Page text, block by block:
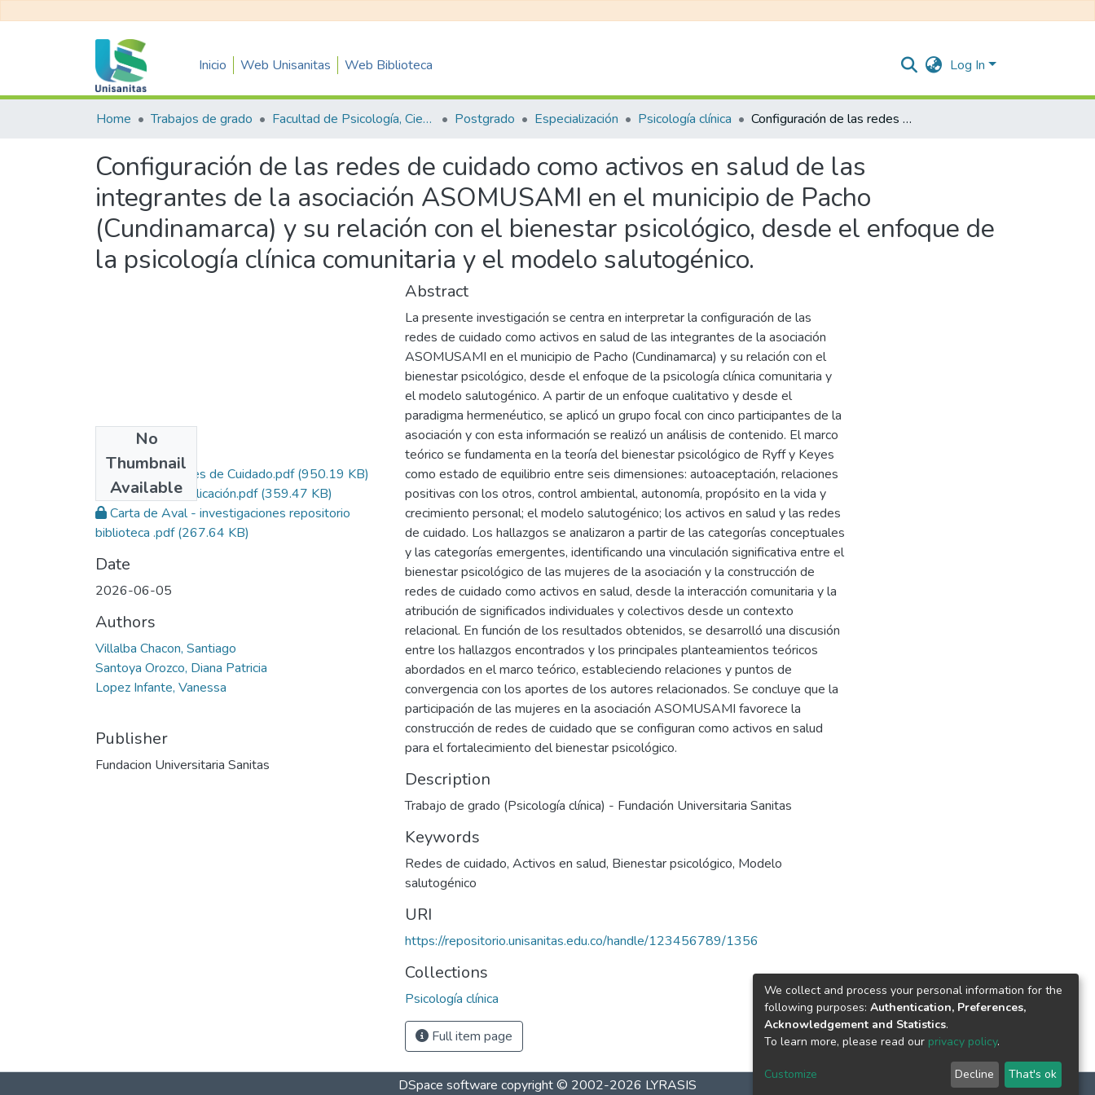
Inicio Web Unisanitas Web Biblioteca Log In
Home Trabajos de grado Facultad de Psicología, Ciencias Sociales y de la Educación Postgrado Especialización Psicología clínica Configuración de las redes de cuidado como activos en salud de las integrantes de la asociación ASOMUSAMI en el municipio de Pacho (Cundinamarca) y su relación con el bienestar psicológico, desde el enfoque de la psicología clínica comunitaria y el modelo salutogénico.
Configuración de las redes de cuidado como activos en salud de las
integrantes de la asociación ASOMUSAMI en el municipio de Pacho
(Cundinamarca) y su relación con el bienestar psicológico, desde el enfoque de
la psicología clínica comunitaria y el modelo salutogénico.
No
Thumbnail
Available
Configuracion redes de Cuidado.pdf(950.19 KB)
Licencia de publicación.pdf(359.47 KB)
Carta de Aval - investigaciones repositorio
biblioteca .pdf(267.64 KB)
Date
2026-06-05
Authors
Villalba Chacon, Santiago
Santoya Orozco, Diana Patricia
Lopez Infante, Vanessa
Publisher
Fundacion Universitaria Sanitas
Abstract
La presente investigación se centra en interpretar la configuración de las
redes de cuidado como activos en salud de las integrantes de la asociación
ASOMUSAMI en el municipio de Pacho (Cundinamarca) y su relación con el
bienestar psicológico, desde el enfoque de la psicología clínica comunitaria y
el modelo salutogénico. A partir de un enfoque cualitativo y desde el
paradigma hermenéutico, se aplicó un grupo focal con cinco participantes de la
asociación y con esta información se realizó un análisis de contenido. El marco
teórico se fundamenta en la teoría del bienestar psicológico de Ryff y Keyes
como estado de equilibrio entre seis dimensiones: autoaceptación, relaciones
positivas con los otros, control ambiental, autonomía, propósito en la vida y
crecimiento personal; el modelo salutogénico; los activos en salud y las redes
de cuidado. Los hallazgos se analizaron a partir de las categorías conceptuales
y las categorías emergentes, identificando una vinculación significativa entre el
bienestar psicológico de las mujeres de la asociación y la construcción de
redes de cuidado como activos en salud, desde la interacción comunitaria y la
atribución de significados individuales y colectivos desde un contexto
relacional. En función de los resultados obtenidos, se desarrolló una discusión
entre los hallazgos encontrados y los principales planteamientos teóricos
abordados en el marco teórico, estableciendo relaciones y puntos de
convergencia con los aportes de los autores relacionados. Se concluye que la
participación de las mujeres en la asociación ASOMUSAMI favorece la
construcción de redes de cuidado que se configuran como activos en salud
para el fortalecimiento del bienestar psicológico.
Description
Trabajo de grado (Psicología clínica) - Fundación Universitaria Sanitas
Keywords
Redes de cuidado, Activos en salud, Bienestar psicológico, Modelo
salutogénico
URI
https://repositorio.unisanitas.edu.co/handle/123456789/1356
Collections
Psicología clínica
Full item page
DSpace software copyright © 2002-2026 LYRASIS
We collect and process your personal information for the
following purposes: Authentication, Preferences,
Acknowledgement and Statistics.
To learn more, please read our privacy policy.
Customize Decline That's ok